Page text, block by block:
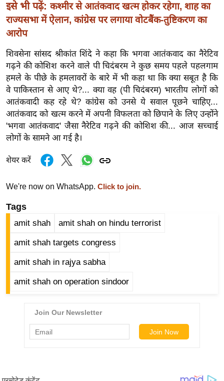
न्यू
ज
ब्री
फ
म
नो
रं
ज
न
ज
ग
त
ली
ड
हॉ
ली
ड
फि
e
इसे भी पढ़ें: कश्मीर से आतंकवाद खत्म होकर रहेगा, शाह का
राज्यसभा में ऐलान, कांग्रेस पर लगाया वोटबैंक-तुष्टिकरण का
आरोप
शिवसेना सांसद श्रीकांत शिंदे ने कहा कि भगवा आतंकवाद का नैरेटिव
गढ़ने की कोशिश करने वाले पी चिदंबरम ने कुछ समय पहले पहलगाम
हमले के पीछे के हमलावरों के बारे में भी कहा था कि क्या सबूत है कि
वे पाकिस्तान से आए थे?... क्या वह (पी चिदंबरम) भारतीय लोगों को
आतंकवादी कह रहे थे? कांग्रेस को उनसे ये सवाल पूछने चाहिए...
आतंकवाद को खत्म करने में अपनी विफलता को छिपाने के लिए उन्होंने
'भगवा आतंकवाद' जैसा नैरेटिव गढ़ने की कोशिश की... आज सच्चाई
लोगों के सामने आ गई है।
शेयर करें
We're now on WhatsApp. Click to join.
Tags
amit shah amit shah on hindu terrorist
amit shah targets congress
amit shah in rajya sabha
amit shah on operation sindoor